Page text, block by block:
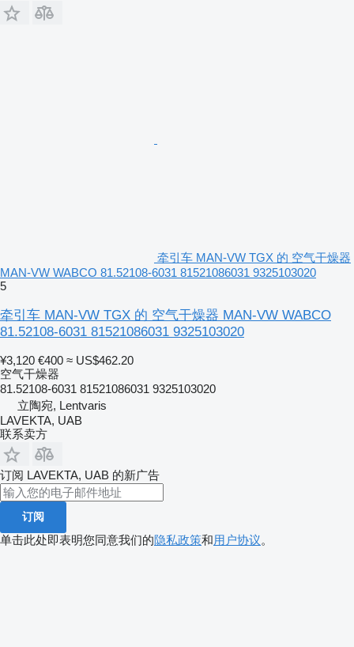
牵引车 MAN-VW TGX 的 空气干燥器
MAN-VW WABCO 81.52108-6031 81521086031 9325103020
5
牵引车 MAN-VW TGX 的 空气干燥器 MAN-VW WABCO
81.52108-6031 81521086031 9325103020
¥3,120 €400 ≈ US$462.20
空气干燥器
81.52108-6031 81521086031 9325103020
立陶宛, Lentvaris
LAVEKTA, UAB
联系卖方
订阅 LAVEKTA, UAB 的新广告
订阅
单击此处即表明您同意我们的隐私政策和用户协议。